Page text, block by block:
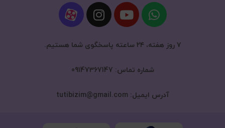
۷ روز هفته، ۲۴ ساعته پاسخگوی شما هستیم.
شماره تماس: 09147367147
آدرس ایمیل: tutibizim@gmail.com